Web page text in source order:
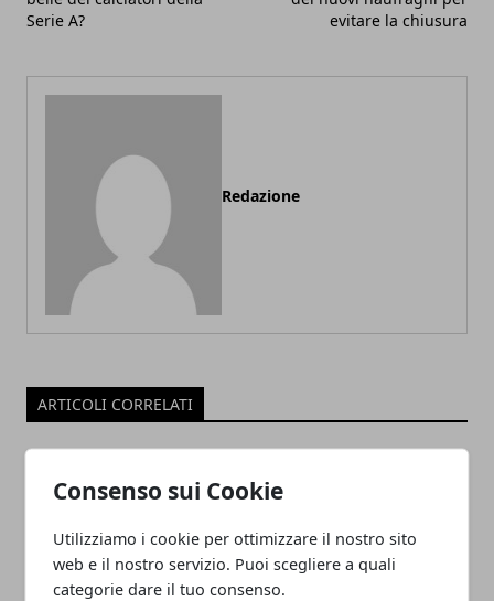
Consenso sui Cookie
Utilizziamo i cookie per ottimizzare il nostro sito
web e il nostro servizio. Puoi scegliere a quali
categorie dare il tuo consenso.
Serie A?
evitare la chiusura
Redazione
ARTICOLI CORRELATI